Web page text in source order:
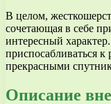
В целом,
сочетающая в себе
интересный
приспосабливаться
прекрасными
Описание